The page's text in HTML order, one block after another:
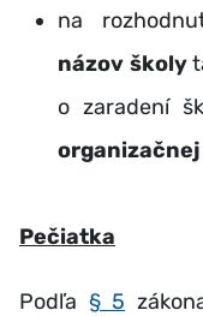
na
názov školy
o zaradení
organizačnej
Pečiatka
Podľa § 5